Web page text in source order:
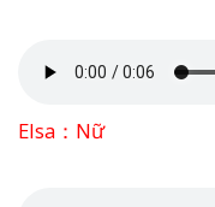
Elsa：Nữ